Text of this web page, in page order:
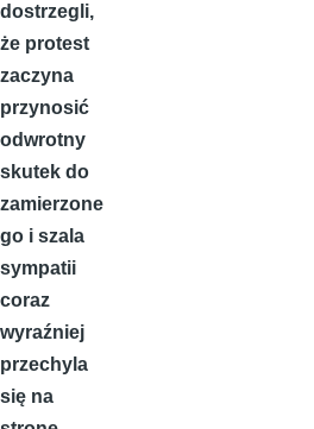
dostrzegli,
że protest
zaczyna
przynosić
odwrotny
skutek do
zamierzone
go i szala
sympatii
coraz
wyraźniej
przechyla
się na